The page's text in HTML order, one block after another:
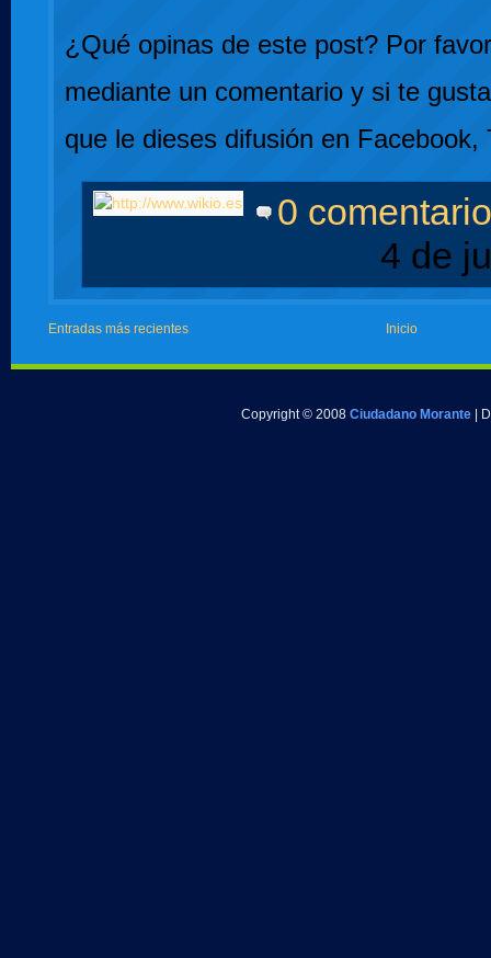
¿Qué opinas de este post? Por
mediante un comentario y si te
que le dieses difusión en Facebook,
0
4 de
Entradas más recientes Inicio
Copyright © 2008 Ciudadano Morante |